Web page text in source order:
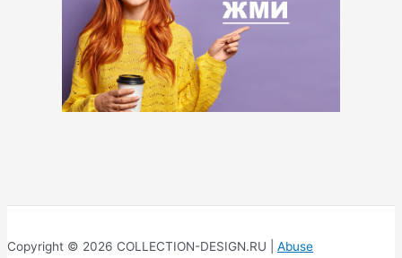
Copyright © 2026 COLLECTION-DESIGN.RU | Abuse